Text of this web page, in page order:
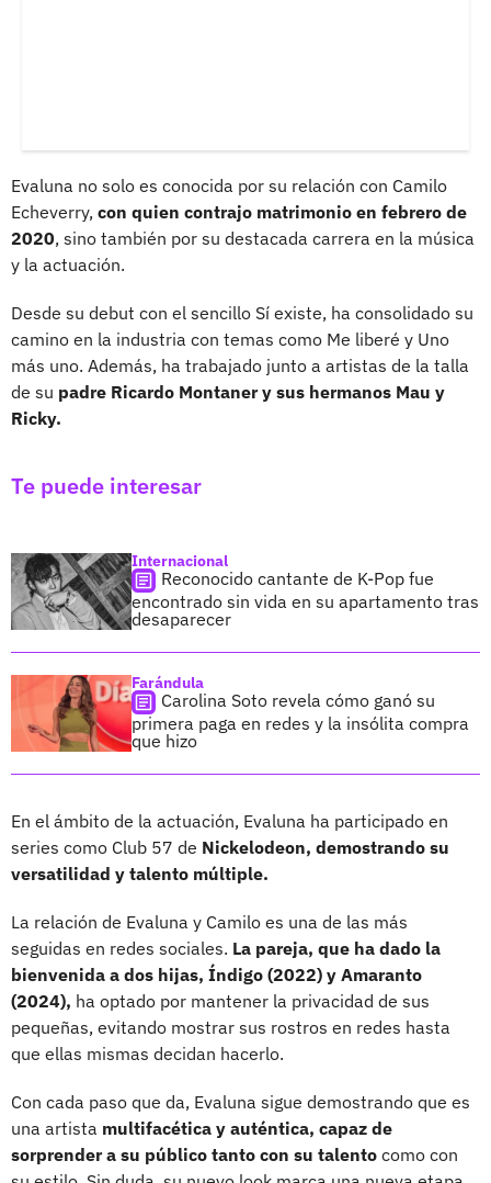
Evaluna no solo es conocida por su relación con Camilo
Echeverry, con quien contrajo matrimonio en febrero de
2020, sino también por su destacada carrera en la música
y la actuación.
Desde su debut con el sencillo Sí existe, ha consolidado su
camino en la industria con temas como Me liberé y Uno
más uno. Además, ha trabajado junto a artistas de la talla
de su padre Ricardo Montaner y sus hermanos Mau y
Ricky.
Te puede interesar
Internacional
Reconocido cantante de K-Pop fue
encontrado sin vida en su apartamento tras
desaparecer
Farándula
Carolina Soto revela cómo ganó su
primera paga en redes y la insólita compra
que hizo
En el ámbito de la actuación, Evaluna ha participado en
series como Club 57 de Nickelodeon, demostrando su
versatilidad y talento múltiple.
La relación de Evaluna y Camilo es una de las más
seguidas en redes sociales. La pareja, que ha dado la
bienvenida a dos hijas, Índigo (2022) y Amaranto
(2024), ha optado por mantener la privacidad de sus
pequeñas, evitando mostrar sus rostros en redes hasta
que ellas mismas decidan hacerlo.
Con cada paso que da, Evaluna sigue demostrando que es
una artista multifacética y auténtica, capaz de
sorprender a su público tanto con su talento como con